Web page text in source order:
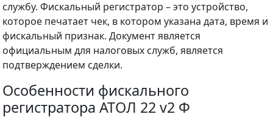
службу. Фискальный регистратор – это устройство,
которое печатает чек, в котором указана дата, время и
фискальный признак. Документ является
официальным для налоговых служб, является
подтверждением сделки.
Особенности фискального
регистратора АТОЛ 22 v2 Ф